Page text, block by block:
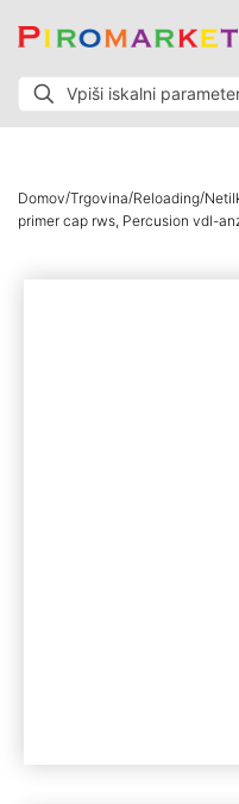
Domov/Trgovina/Reloading/
primer cap rws, Percusion vdl-